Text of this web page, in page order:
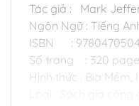
Tác giả : Mark
Ngôn Ngữ : Tiếng
ISBN :
Số trang : 320
Hình thức : Bìa Mềm,